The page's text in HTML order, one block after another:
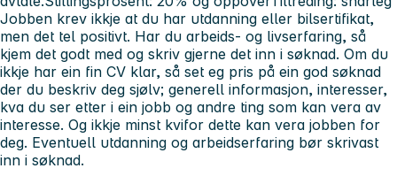
Jobben krev ikkje at du har utdanning eller bilsertifikat,
men det tel positivt. Har du arbeids- og livserfaring, så
kjem det godt med og skriv gjerne det inn i søknad. Om du
ikkje har ein fin CV klar, så set eg pris på ein god søknad
der du beskriv deg sjølv; generell informasjon, interesser,
kva du ser etter i ein jobb og andre ting som kan vera av
interesse. Og ikkje minst kvifor dette kan vera jobben for
deg. Eventuell utdanning og arbeidserfaring bør skrivast
inn i søknad.